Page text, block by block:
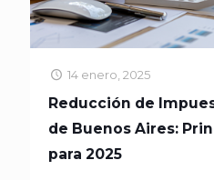
14 enero, 2025
Reducción de
de Buenos Aires:
para 2025